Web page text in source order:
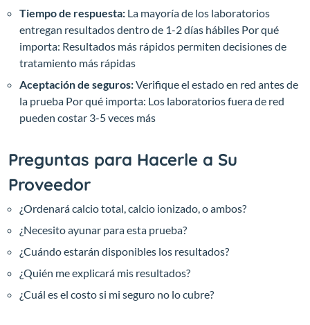
Tiempo de respuesta: La mayoría de los laboratorios
entregan resultados dentro de 1-2 días hábiles Por qué
importa: Resultados más rápidos permiten decisiones de
tratamiento más rápidas
Aceptación de seguros:Verifique el estado en red antes de
la prueba Por qué importa: Los laboratorios fuera de red
pueden costar 3-5 veces más
Preguntas para Hacerle a Su
Proveedor
¿Ordenará calcio total, calcio ionizado, o ambos?
¿Necesito ayunar para esta prueba?
¿Cuándo estarán disponibles los resultados?
¿Quién me explicará mis resultados?
¿Cuál es el costo si mi seguro no lo cubre?